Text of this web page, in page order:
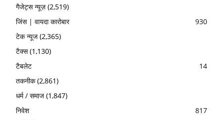
गैजेट्स न्यूज़ (2,519)
जिंस | वायदा कारोबार
930
टेक न्यूज (2,365)
टैक्स(1,130)
टैबलेट
14
तकनीक(2,861)
धर्म / समाज (1,847)
निवेश
817